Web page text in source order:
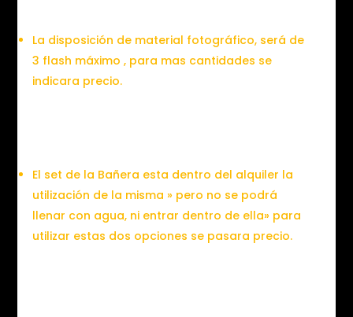
La disposición de material fotográfico, será de
3 flash máximo , para mas cantidades se
indicara precio.
El set de la Bañera esta dentro del alquiler la
utilización de la misma » pero no se podrá
llenar con agua, ni entrar dentro de ella» para
utilizar estas dos opciones se pasara precio.